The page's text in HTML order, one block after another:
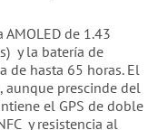
de 1.43
y la batería de
de hasta 65 horas. El
aunque prescinde del
el GPS de doble
y resistencia al